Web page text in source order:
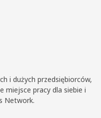
i dużych przedsiębiorców,
miejsce pracy dla siebie i
Network.